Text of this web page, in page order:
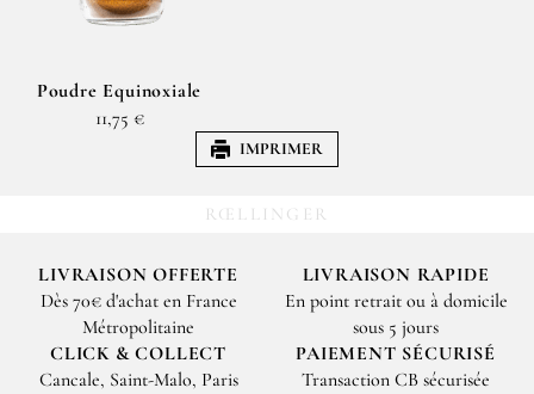
Poudre Equinoxiale
11,75 €
IMPRIMER
RŒLLINGER
LIVRAISON OFFERTE
Dès 70€ d'achat en France
Métropolitaine
LIVRAISON RAPIDE
En point retrait ou à domicile
sous 5 jours
CLICK & COLLECT
Cancale, Saint-Malo, Paris
PAIEMENT SÉCURISÉ
Transaction CB sécurisée